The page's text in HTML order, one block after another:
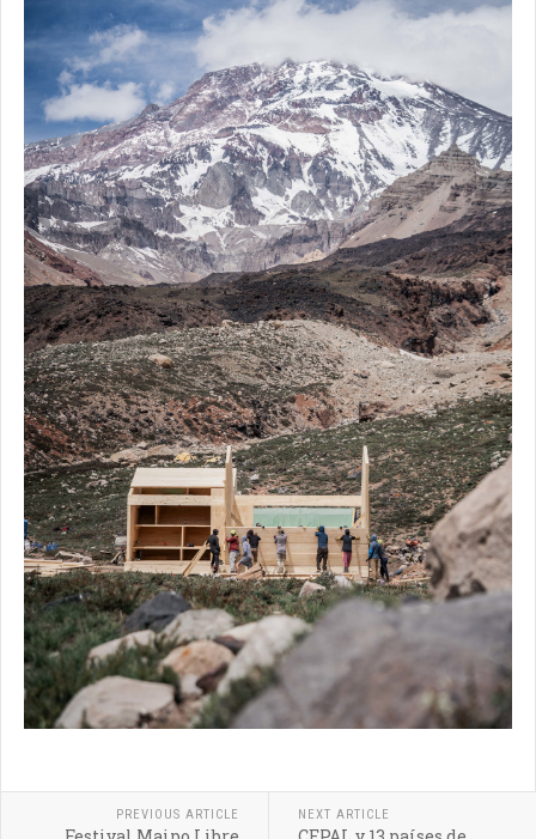
PREVIOUS ARTICLE NEXT ARTICLE